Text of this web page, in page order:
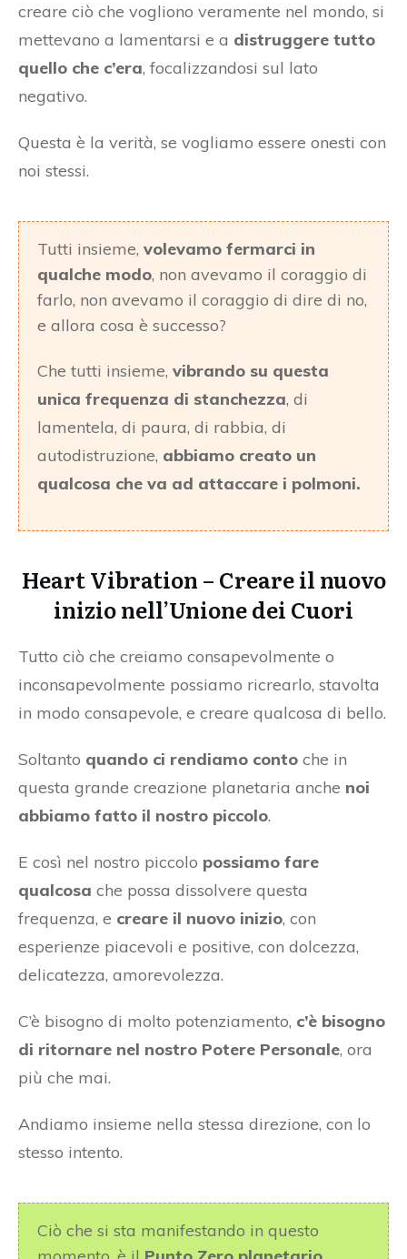
creare ciò che vogliono veramente nel mondo, si
mettevano a lamentarsi e a distruggere tutto
quello che c’era, focalizzandosi sul lato
negativo.
Questa è la verità, se vogliamo essere onesti con
noi stessi.
Tutti insieme, volevamo fermarci in
qualche modo, non avevamo il coraggio di
farlo, non avevamo il coraggio di dire di no,
e allora cosa è successo?
Che tutti insieme, vibrando su questa
unica frequenza di stanchezza, di
lamentela, di paura, di rabbia, di
autodistruzione, abbiamo creato un
qualcosa che va ad attaccare i polmoni.
Heart Vibration – Creare il nuovo
inizio nell’Unione dei Cuori
Tutto ciò che creiamo consapevolmente o
inconsapevolmente possiamo ricrearlo, stavolta
in modo consapevole, e creare qualcosa di bello.
Soltanto quando ci rendiamo conto che in
questa grande creazione planetaria anche noi
abbiamo fatto il nostro piccolo.
E così nel nostro piccolo possiamo fare
qualcosa che possa dissolvere questa
frequenza, e creare il nuovo inizio, con
esperienze piacevoli e positive, con dolcezza,
delicatezza, amorevolezza.
C’è bisogno di molto potenziamento, c’è bisogno
di ritornare nel nostro Potere Personale, ora
più che mai.
Andiamo insieme nella stessa direzione, con lo
stesso intento.
Ciò che si sta manifestando in questo